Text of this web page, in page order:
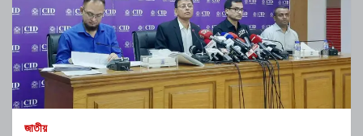
জাতীয়